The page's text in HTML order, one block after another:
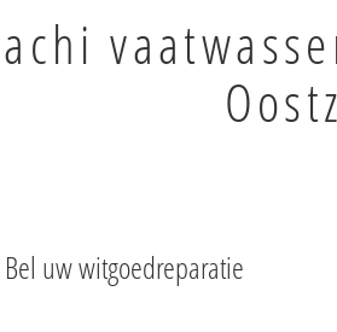
uw witgoedreparatie